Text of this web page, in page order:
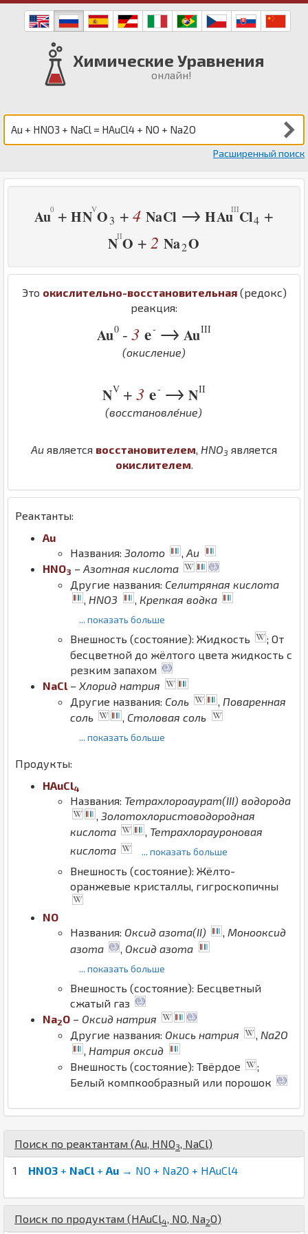
Химические Уравнения
онлайн!
Расширенный поиск
Au + HN O3 +4 NaCl → HAu Cl4 +
N O + 2 Na2O
Это окислительно-восстановительная(редокс)
реакция:
Au0 - 3 e- → AuIII
(окисление)
NV + 3 e- → NII
(восстановле́ние)
Au является восстановителем HNO3 является
окислителем
Реактанты:
Au
Названия: Золото ,Au
HNO3 – Азотная кислота
Другие названия: Селитряная кислота
HNO3 Крепкая водка
... показать больше
Внешность (состояние): Жидкость
; От
бесцветной до жёлтого цвета жидкость с
резким запахом
NaCl – Хлорид натрия
Другие названия: Соль , Поваренная
соль
, Столовая соль
... показать больше
Продукты:
HAuCl4
Названия: Тетрахлороаурат(III) водорода
,Золотохлористоводородная
кислота
, Тетрахлорауроновая
кислота
... показать больше
Внешность (состояние): Жёлто-
оранжевые кристаллы, гигроскопичны
NO
Названия: Оксид азота(II) ,Монооксид
азота
Оксид азота
... показать больше
Внешность (состояние): Бесцветный
сжатый газ
Na2O – Оксид натрия
Другие названия: Окись натрия
Na2O
, Натрия оксид
Внешность (состояние): Твёрдое
;
Белый компкообразный или порошок
Поиск по реактантам (Au, HNO3, NaCl)
1 HNO3 + NaCl+ Au → NO + Na2O + HAuCl4
Поиск по продуктам (HAuCl4, NO, Na2O)